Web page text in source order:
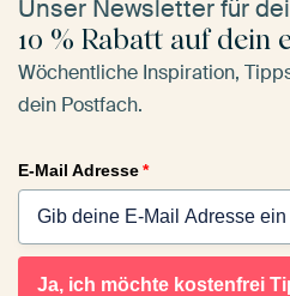
Unser Newsletter für
10 % Rabatt auf dein
Wöchentliche Inspiration,
dein Postfach.
E-Mail Adresse*
Ja, ich möchte kostenfrei